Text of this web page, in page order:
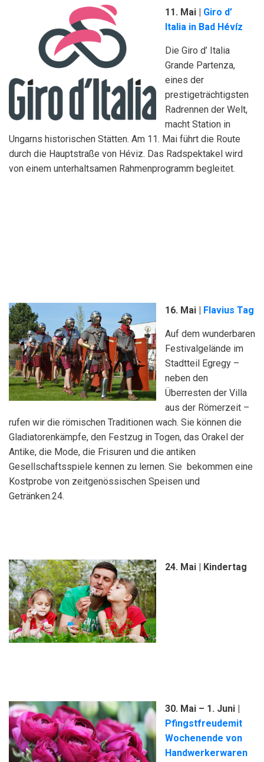
11. Mai | Giro d’
Italia in Bad Hévíz
Die Giro d’ Italia
Grande Partenza,
eines der
prestigeträchtigsten
Radrennen der Welt,
macht Station in
Ungarns historischen Stätten. Am 11. Mai führt die Route
durch die Hauptstraße von Héviz. Das Radspektakel wird
von einem unterhaltsamen Rahmenprogramm begleitet.
16. Mai | Flavius Tag
Auf dem wunderbaren
Festivalgelände im
Stadtteil Egregy –
neben den
Überresten der Villa
aus der Römerzeit –
rufen wir die römischen Traditionen wach. Sie können die
Gladiatorenkämpfe, den Festzug in Togen, das Orakel der
Antike, die Mode, die Frisuren und die antiken
Gesellschaftsspiele kennen zu lernen. Sie bekommen eine
Kostprobe von zeitgenössischen Speisen und
Getränken.24.
24. Mai | Kindertag
30. Mai – 1. Juni |
Pfingstfreudemit
Wochenende von
Handwerkerwaren